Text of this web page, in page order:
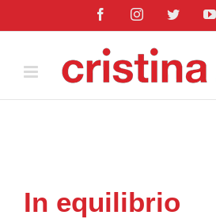
FacebookInstagramTwitter
In equilibrio